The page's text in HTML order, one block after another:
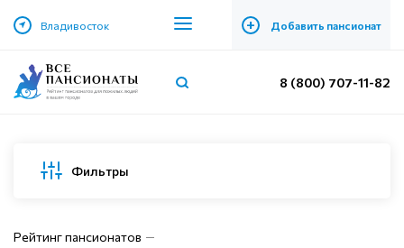
Владивосток + Добавить пансионат
8 (800) 707-11-82
Фильтры
Рейтинг пансионатов